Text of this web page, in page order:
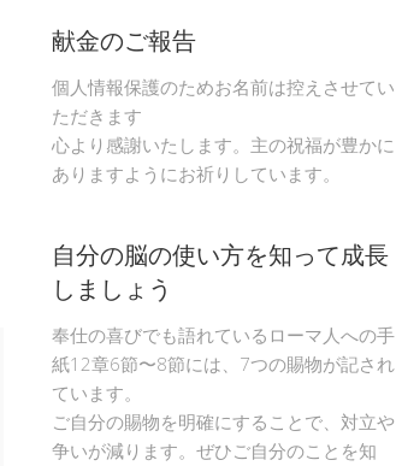
献金のご報告
個人情報保護のためお名前は控えさせてい
ただきます
心より感謝いたします。主の祝福が豊かに
ありますようにお祈りしています。
自分の脳の使い方を知って成長
しましょう
奉仕の喜びでも語れているローマ人への手
紙12章6節〜8節には、7つの賜物が記され
ています。
ご自分の賜物を明確にすることで、対立や
争いが減ります。ぜひご自分のことを知